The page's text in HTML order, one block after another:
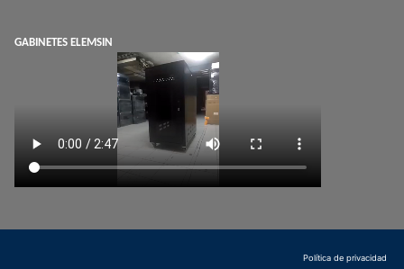
GABINETES ELEMSIN
Política de privacidad